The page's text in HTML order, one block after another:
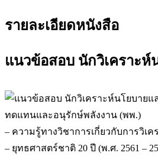
รายละเอียดหนังสือ
แนวข้อสอบ นักวิเคราะ
ทดแทนและอนุรักษ์พลังงาน (พพ.)
– ความรู้ทางวิชาการเกี่ยวกับการวิเ
– ยุทธศาสตร์ชาติ 20 ปี (พ.ศ. 2561 –